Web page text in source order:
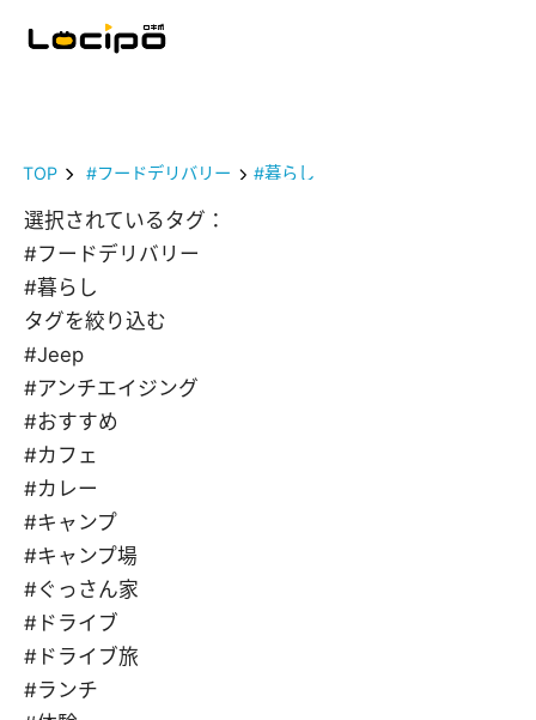
TOP #フードデリバリー #暮らし
選択されているタグ：
#フードデリバリー
#暮らし
タグを絞り込む
#Jeep
#アンチエイジング
#おすすめ
#カフェ
#カレー
#キャンプ
#キャンプ場
#ぐっさん家
#ドライブ
#ドライブ旅
#ランチ